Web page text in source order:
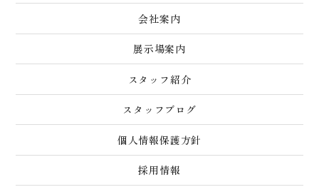
会社案内
展示場案内
スタッフ紹介
スタッフブログ
個人情報保護方針
採用情報